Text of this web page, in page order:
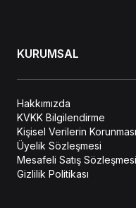
KURUMSAL
Hakkımızda
KVKK Bilgilendirme
Kişisel Verilerin Korunması
Üyelik Sözleşmesi
Mesafeli Satış Sözleşmesi
Gizlilik Politikası